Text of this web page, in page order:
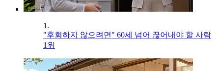
1.
"후회하지 않으려면" 60세 넘어 끊어내야 할 사람
1위